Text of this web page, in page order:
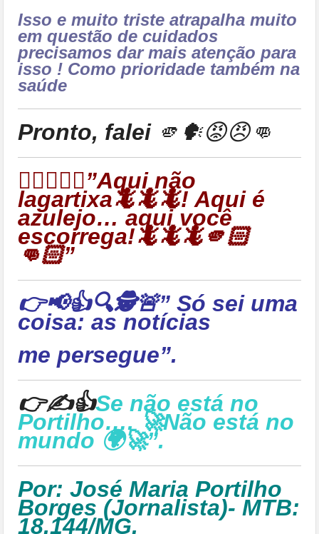
Isso e muito triste atrapalha muito
em questão de cuidados
precisamos dar mais atenção para
isso ! Como prioridade também na
saúde
Pronto, falei 🫵🗣😡😠👊
👉🏻🦎🦎🦎”Aqui não
lagartixa🦎🦎🦎! Aqui é
azulejo… aqui você
escorrega!🦎🦎🦎🫵🏻
👊🏻”
👉📢👍🔍🕵🚨” Só sei uma
coisa: as notícias
me persegue”.
👉✍👍Se não está no
Portilho…. 🚀Não está no
mundo 🌍🚀”.
Por: José Maria Portilho
Borges (Jornalista)- MTB:
18.144/MG.